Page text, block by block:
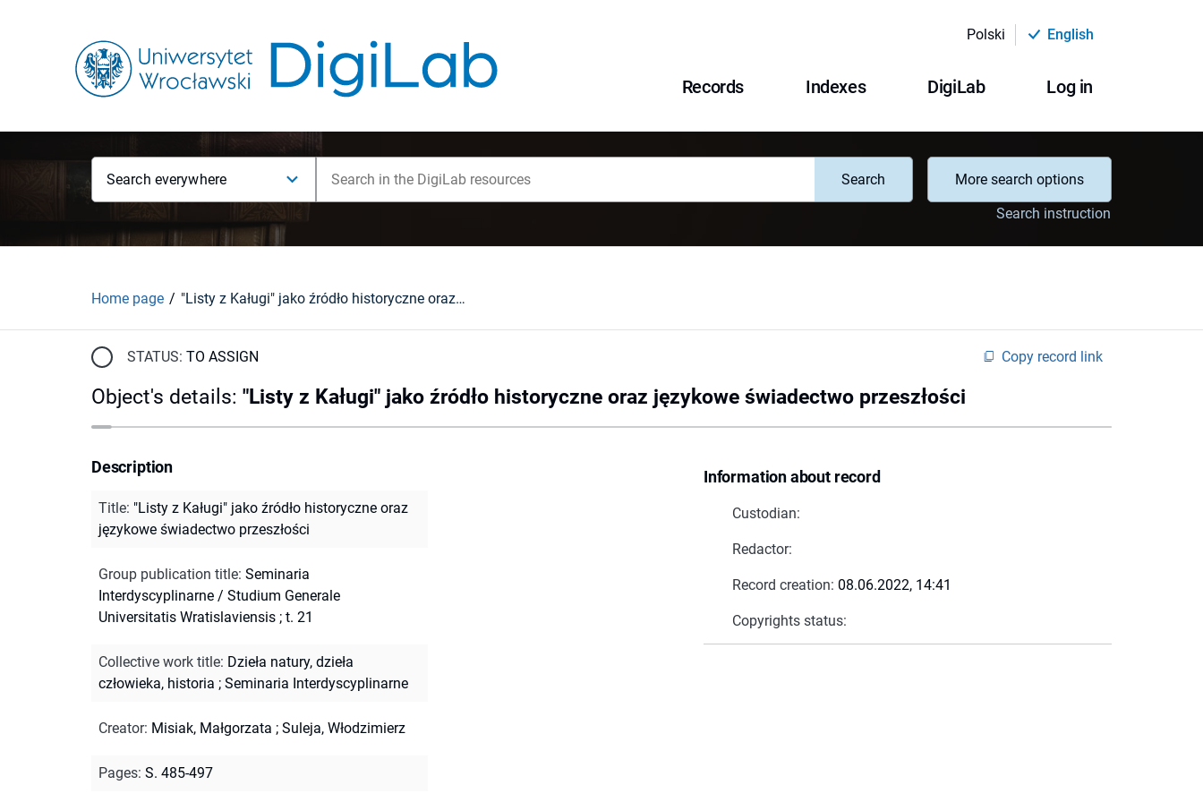
Polski English
Records Indexes DigiLab Log in
Search everywhere Search
More search options
Search instruction
Home page "Listy z Kaługi" jako źródło historyczne oraz językowe świadectwo przeszłości
STATUS: TO ASSIGN Copy record link
Object's details: "Listy z Kaługi" jako źródło historyczne oraz językowe świadectwo przeszłości
Information about record
Custodian:
Redactor:
Record creation: 08.06.2022, 14:41
Copyrights status:
Description
Title: "Listy z Kaługi" jako źródło historyczne oraz
językowe świadectwo przeszłości
Group publication title: Seminaria
Interdyscyplinarne / Studium Generale
Universitatis Wratislaviensis ; t. 21
Collective work title: Dzieła natury, dzieła
człowieka, historia ; Seminaria Interdyscyplinarne
Creator: Misiak, Małgorzata ; Suleja, Włodzimierz
Pages: S. 485-497